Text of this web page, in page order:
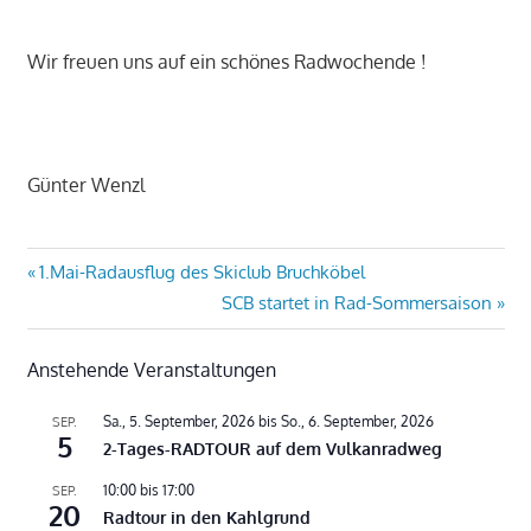
Wir freuen uns auf ein schönes Radwochende !
Günter Wenzl
Beitragsnavigation
Vorheriger
1.Mai-Radausflug des Skiclub Bruchköbel
Nächster
Beitrag:
SCB startet in Rad-Sommersaison
Anstehende Veranstaltungen
SEP.
5
Sa., 5. September, 2026bis So., 6. September, 2026
2-Tages-RADTOUR auf dem Vulkanradweg
SEP.
20
10:00bis 17:00
Radtour in den Kahlgrund